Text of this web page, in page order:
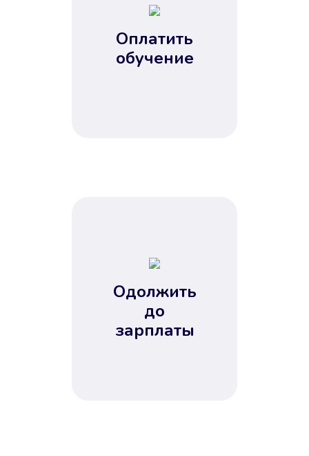
Оплатить
обучение
Одолжить
до
зарплаты